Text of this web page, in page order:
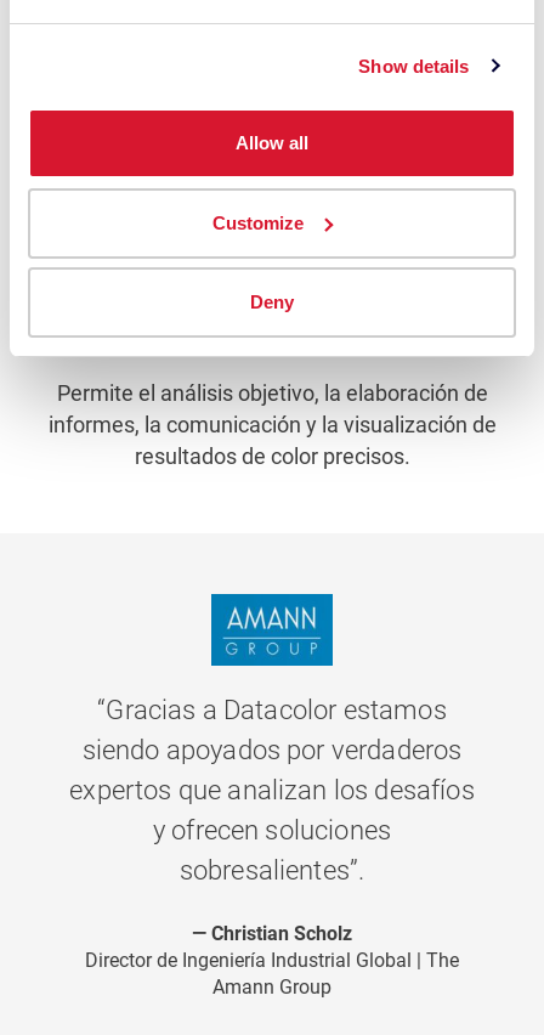
Show details
Allow all
Customize
Deny
Software de Control de Calidad del
Color: Datacolor Tools
Permite el análisis objetivo, la elaboración de
informes, la comunicación y la visualización de
resultados de color precisos.
“Gracias a Datacolor estamos
siendo apoyados por verdaderos
expertos que analizan los desafíos
y ofrecen soluciones
sobresalientes”.
Christian Scholz
Director de Ingeniería Industrial Global | The
Amann Group